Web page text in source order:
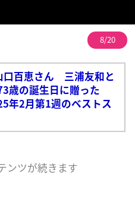
8/20
口百恵さん 三浦友和と
歳の誕生日に贈った
年2月第1週のベストス
ンツが続きます